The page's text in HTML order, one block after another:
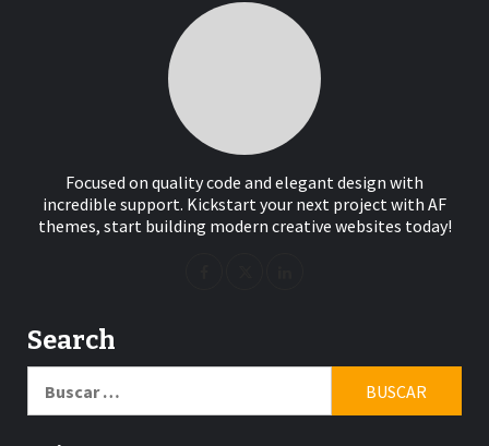
Focused on quality code and elegant design with
incredible support. Kickstart your next project with AF
themes, start building modern creative websites today!
Search